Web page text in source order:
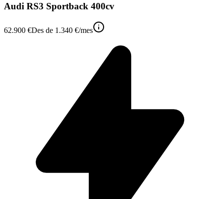
Audi RS3 Sportback 400cv
62.900 €Des de 1.340 €/mes